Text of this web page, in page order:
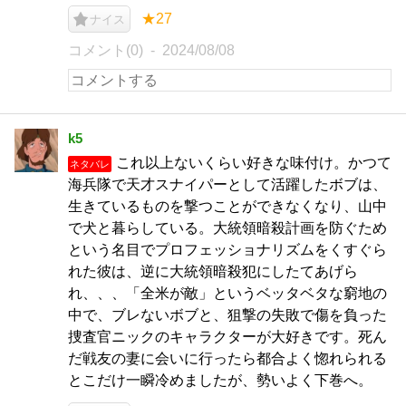
ナイス ★27
コメント(0) 2024/08/08
k5
ネタバレ
これ以上ないくらい好きな味付け。かつて
海兵隊で天才スナイパーとして活躍したボブは、
生きているものを撃つことができなくなり、山中
で犬と暮らしている。大統領暗殺計画を防ぐため
という名目でプロフェッショナリズムをくすぐら
れた彼は、逆に大統領暗殺犯にしたてあげら
れ、、、「全米が敵」というベッタベタな窮地の
中で、ブレないボブと、狙撃の失敗で傷を負った
捜査官ニックのキャラクターが大好きです。死ん
だ戦友の妻に会いに行ったら都合よく惚れられる
とこだけ一瞬冷めましたが、勢いよく下巻へ。